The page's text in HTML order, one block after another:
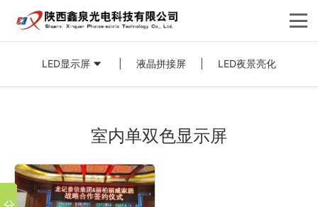
LED显示屏 液晶拼接屏 LED夜景亮化
室内单双色显示屏